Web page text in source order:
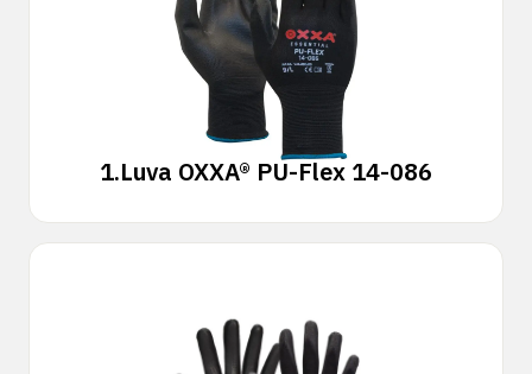
1.Luva OXXA® PU-Flex 14-086